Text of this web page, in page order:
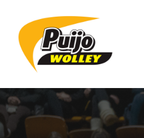
sivun
sisältöön
Sivuston etusivulle